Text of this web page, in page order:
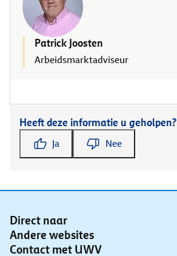
Patrick Joosten
Arbeidsmarktadviseur
Heeft deze informatie u geholpen?
Ja Nee
Direct naar
Andere websites
Contact met UWV